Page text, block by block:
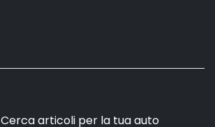
Cerca articoli per la tua auto